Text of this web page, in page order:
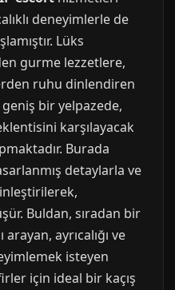
deneyimlerle de
Lüks
gurme lezzetlere,
ruhu dinlendiren
bir yelpazede,
karşılayacak
Burada
detaylarla ve
Buldan, sıradan bir
ayrıcalığı ve
isteyen
için ideal bir kaçış